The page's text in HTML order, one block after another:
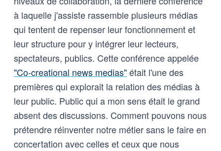
à laquelle j'assiste rassemble plusieurs médias
qui tentent de repenser leur fonctionnement et
leur structure pour y intégrer leur lecteurs,
spectateurs, publics. Cette conférence appelée
"Co-creational news medias"était l'une des
premières qui explorait la relation des médias à
leur public. Public qui a mon sens était le grand
absent des discussions. Comment pouvons nous
prétendre réinventer notre métier sans le faire en
concertation avec celles et ceux que nous